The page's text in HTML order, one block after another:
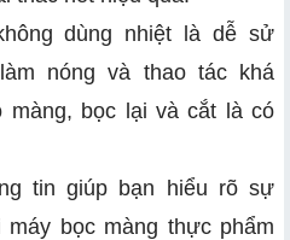
dùng nhiệt là dễ sử
nóng và thao tác khá
màng, bọc lại và cắt là có
tin giúp bạn hiểu rõ sự
bọc màng thực phẩm